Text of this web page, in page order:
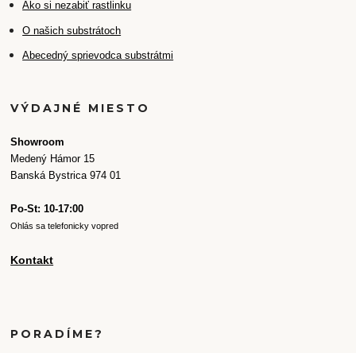
Ako si nezabiť rastlinku
O našich substrátoch
Abecedný sprievodca substrátmi
VÝDAJNÉ MIESTO
Showroom
Medený Hámor 15
Banská Bystrica 974 01
Po-St: 10-17:00
Ohlás sa telefonicky vopred
Kontakt
PORADÍME?